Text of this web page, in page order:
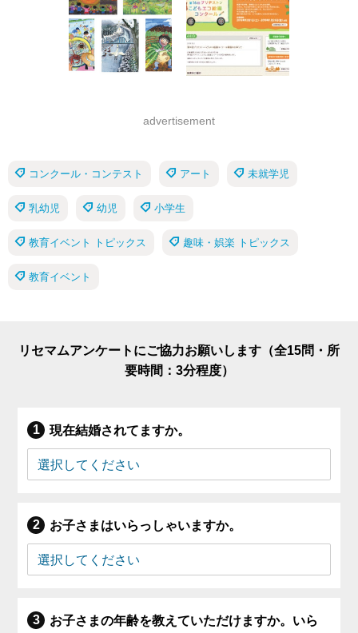
advertisement
コンクール・コンテスト アート 未就学児
乳幼児 幼児 小学生
教育イベント トピックス 趣味・娯楽 トピックス
教育イベント
リセマムアンケートにご協力お願いします（全15問・所
要時間：3分程度）
現在結婚されてますか。
お子さまはいらっしゃいますか。
お子さまの年齢を教えていただけますか。いら